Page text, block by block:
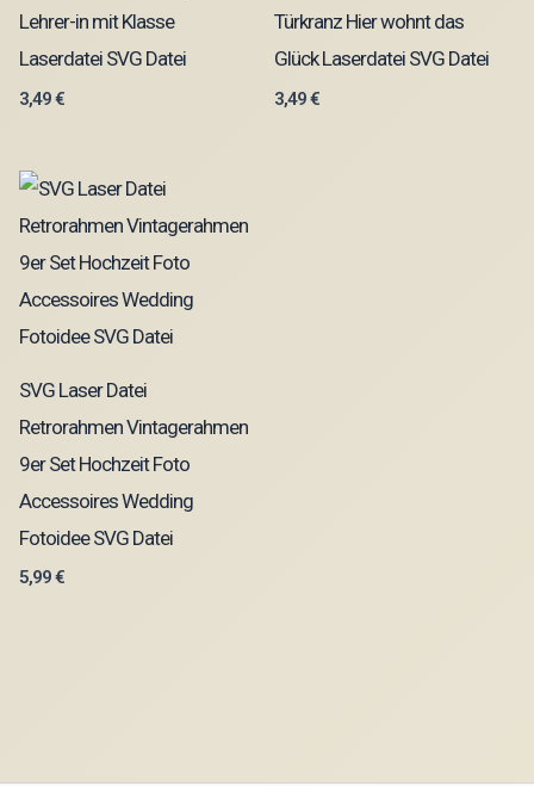
Lehrer-in mit Klasse
Laserdatei SVG Datei
3,49€
Türkranz Hier wohnt das
Glück Laserdatei SVG Datei
3,49€
SVG Laser Datei
Retrorahmen Vintagerahmen
9er Set Hochzeit Foto
Accessoires Wedding
Fotoidee SVG Datei
5,99€